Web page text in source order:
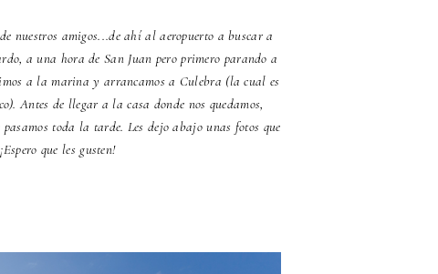
nuestros amigos...de ahí al aeropuerto a buscar a
a una hora de San Juan pero primero parando a
a la marina y arrancamos a Culebra (la cual es
Antes de llegar a la casa donde nos quedamos,
toda la tarde. Les dejo abajo unas fotos que
que les gusten!